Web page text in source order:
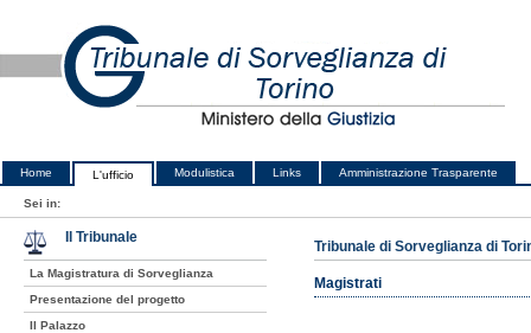
Home L'ufficio Modulistica Links Amministrazione Trasparente
Sei in:
Tribunale di Sorveglianza di
Magistrati
Il Tribunale
La Magistratura di Sorveglianza
Presentazione del progetto
Il Palazzo